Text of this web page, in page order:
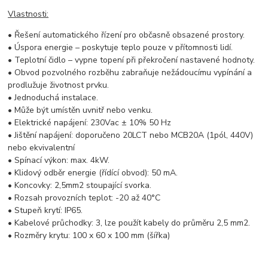
Vlastnosti:
• Řešení automatického řízení pro občasně obsazené prostory.
• Úspora energie – poskytuje teplo pouze v přítomnosti lidí.
• Teplotní čidlo – vypne topení při překročení nastavené hodnoty.
• Obvod pozvolného rozběhu zabraňuje nežádoucímu vypínání a
prodlužuje životnost prvku.
• Jednoduchá instalace.
• Může být umístěn uvnitř nebo venku.
• Elektrické napájení: 230Vac ± 10% 50 Hz
• Jištění napájení: doporučeno 20LCT nebo MCB20A (1pól, 440V)
nebo ekvivalentní
• Spínací výkon: max. 4kW.
• Klidový odběr energie (řídící obvod): 50 mA.
• Koncovky: 2,5mm2 stoupající svorka.
• Rozsah provozních teplot: -20 až 40°C
• Stupeň krytí: IP65.
• Kabelové průchodky: 3, lze použít kabely do průměru 2,5 mm2.
• Rozměry krytu: 100 x 60 x 100 mm (šířka)